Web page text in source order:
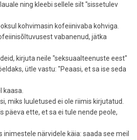
ning kleebi sellele silt "sissetulev
kohvimasin kofeiinivaba kohviga.
vabanenud, jätka
kirjuta neile "seksuaalteenuste eest"
ütle vastu: "Peaasi, et sa ise seda
kaasa.
miks luuletused ei ole riimis kirjutatud.
päeva ette, et sa ei tule nende peole,
inimestele närvidele käia: saada see meil